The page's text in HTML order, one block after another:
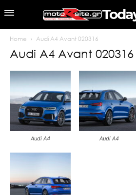
Home Audi A4 Avant 020316
Audi A4 Avant 020316
Audi A4 Audi A4